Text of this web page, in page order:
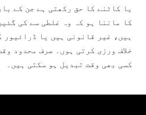
یا کاٹنے کا حق رکھتی ہے جن کے
کا ماننا ہو کہ وہ غلطی سے کی
ہیں، غیر قانونی ہیں یا
خلاف ورزی کرتی ہوں۔ صرف محدود
کسی بھی وقت تبدیل ہو سکتی ہیں۔